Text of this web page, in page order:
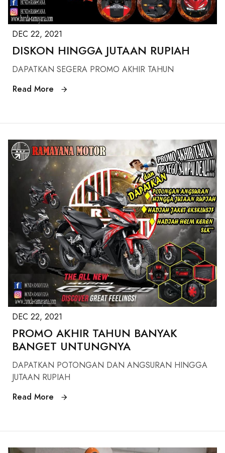
DEC 22, 2021
DISKON HINGGA JUTAAN RUPIAH
DAPATKAN SEGERA PROMO AKHIR TAHUN
Read More
DEC 22, 2021
PROMO AKHIR TAHUN BANYAK
BANGET UNTUNGNYA
DAPATKAN POTONGAN DAN ANGSURAN HINGGA
JUTAAN RUPIAH
Read More